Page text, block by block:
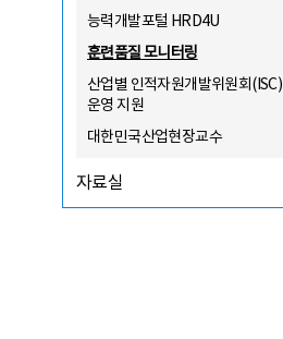
능력개발포털 HRD4U
훈련품질 모니터링
산업별 인적자원개발위원회(ISC)
운영 지원
대한민국산업현장교수
자료실